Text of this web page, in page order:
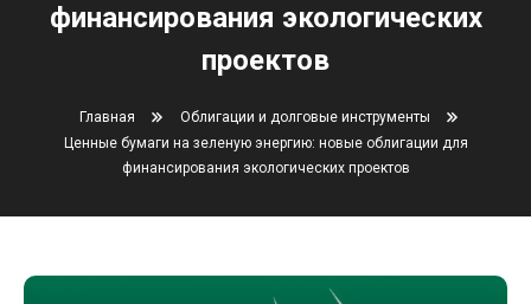
финансирования экологических
проектов
Главная
Облигации и долговые инструменты
Ценные бумаги на зеленую энергию: новые облигации для
финансирования экологических проектов